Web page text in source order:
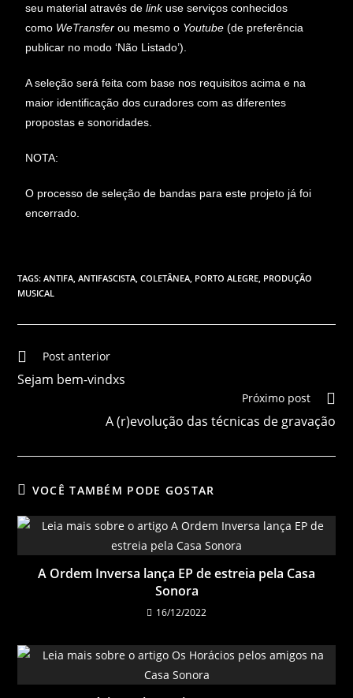
seu material através delinkuse serviços conhecidos
como WeTransfer ou mesmo o Youtube(de preferência
publicar no modo ‘Não Listado’).
A seleção será feita com base nos requisitos acima e na
maior identificação dos curadores com as diferentes
propostas e sonoridades.
NOTA:
O processo de seleção de bandas para este projeto já foi
encerrado.
TAGS:ANTIFA ANTIFASCISTA COLETÂNEA PORTO ALEGRE PRODUÇÃO
MUSICAL
Post anterior
Sejam bem-vindxs
Próximo post
A (r)evolução das técnicas de gravação
VOCÊ TAMBÉM PODE GOSTAR
A Ordem Inversa lança EP de estreia pela Casa
Sonora
16/12/2022